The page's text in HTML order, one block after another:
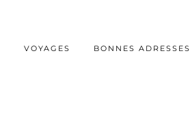
VOYAGES BONNES ADRESSES